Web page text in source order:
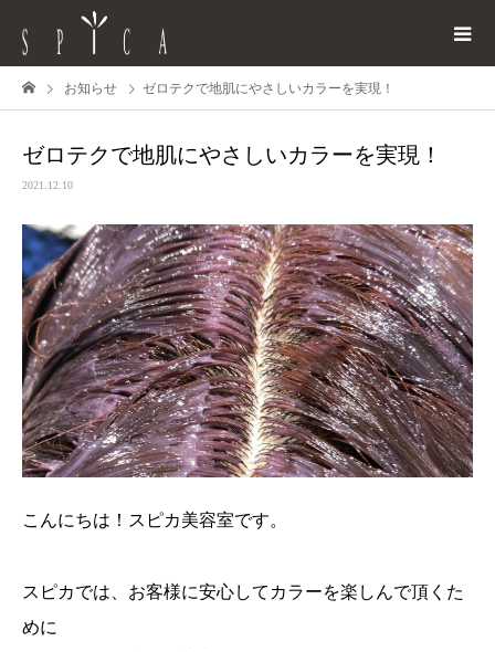
お知らせ ゼロテクで地肌にやさしいカラーを実現！
ゼロテクで地肌にやさしいカラーを実現！
2021.12.10
こんにちは！スピカ美容室です。
スピカでは、お客様に安心してカラーを楽しんで頂くた
めに